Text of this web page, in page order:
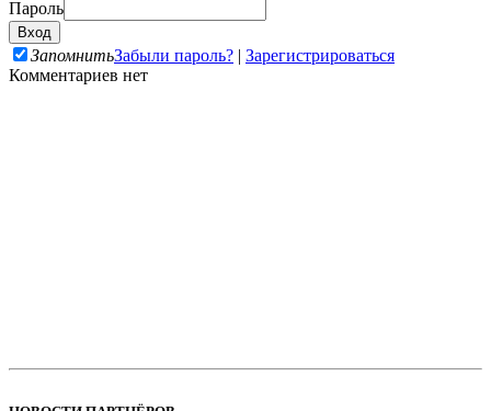
Пароль
ЗапомнитьЗабыли пароль? | Зарегистрироваться
Комментариев нет